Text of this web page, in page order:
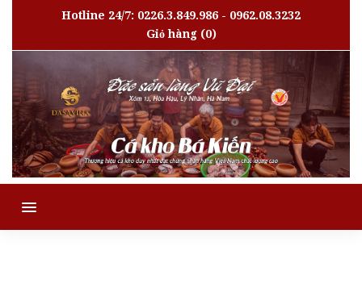
Hotline 24/7: 0226.3.849.986 - 0962.08.3232
Giỏ hàng(0)
MENU